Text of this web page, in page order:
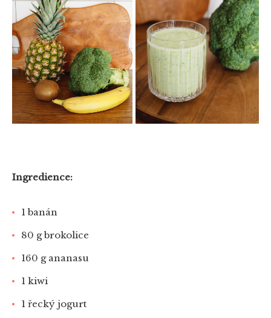
Ingredience:
1 banán
80 g brokolice
160 g ananasu
1 kiwi
1 řecký jogurt